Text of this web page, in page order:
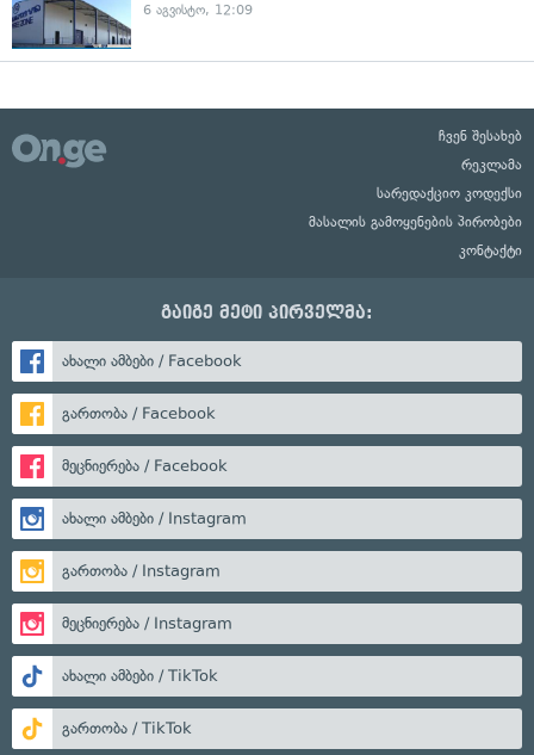
6 აგვისტო, 12:09
ჩვენ შესახებ
რეკლამა
სარედაქციო კოდექსი
მასალის გამოყენების პირობები
კონტაქტი
გაიგე მეტი პირველმა:
ახალი ამბები / Facebook
გართობა / Facebook
მეცნიერება / Facebook
ახალი ამბები / Instagram
გართობა / Instagram
მეცნიერება / Instagram
ახალი ამბები / TikTok
გართობა / TikTok